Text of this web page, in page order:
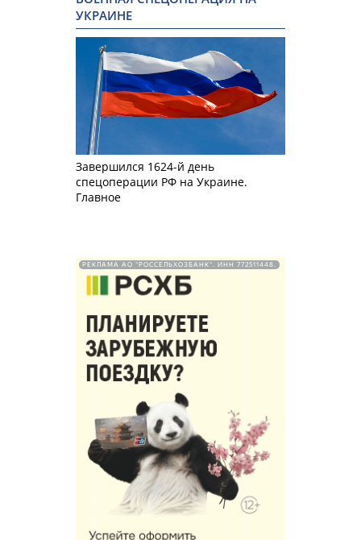
УКРАИНЕ
Завершился 1624-й день
спецоперации РФ на Украине.
Главное
РЕКЛАМА АО "РОССЕЛЬХОЗБАНК". ИНН 772511448.